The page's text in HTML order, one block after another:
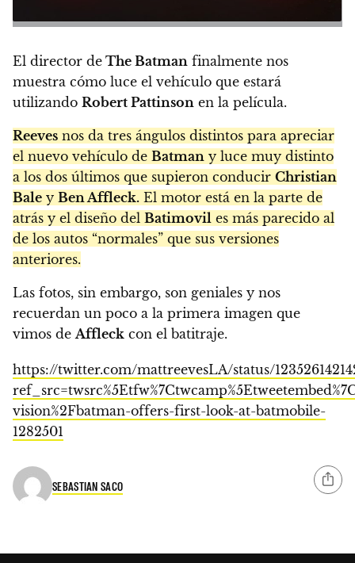
El director de The Batman finalmente nos
muestra cómo luce el vehículo que estará
utilizando Robert Pattinson en la película.
Reeves nos da tres ángulos distintos para apreciar
el nuevo vehículo de Batman y luce muy distinto
a los dos últimos que supieron conducir Christian
Bale y Ben Affleck. El motor está en la parte de
atrás y el diseño del Batimovil es más parecido al
de los autos “normales” que sus versiones
anteriores.
Las fotos, sin embargo, son geniales y nos
recuerdan un poco a la primera imagen que
vimos deAffleck con el batitraje.
https://twitter.com/mattreevesLA/status/
vision%2Fbatman-offers-first-look-at-batmobile-
1282501
SEBASTIAN SACO